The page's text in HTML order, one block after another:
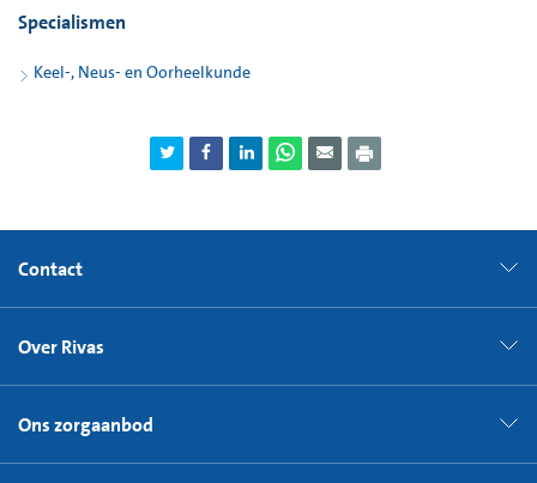
met uw eigen huisarts.
Specialismen
Keel-, Neus- en Oorheelkunde
Contact
Over Rivas
Ons zorgaanbod